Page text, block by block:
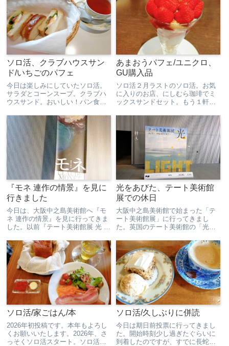
ソロ活、クラブハウスサン
ド/いちごのパフェ
今日は楽しみにしていたソロ活。
サラダとコーンスープ。クラブハ
ウスサンド。おいしい！パン食べ
うちは米あまり状態、、、という
のも、自治体からお米券が配布さ
れ、お釣りが出ないから５キロ買
ったんですが、しばらくして9月...
あまおうパフェ/ユニクロ、
GU購入品
ソロ活２月ラストのソロ活。お気
に入りのお店、にしむら珈琲でミ
ックスサンドセット。もう１軒行
と思って、ハーフを注文しまし
た。家でサンドイッチを作ること
がほとんどなくなったので、久し
ぶりに食べた王道ミックスサン
『モネ 連作の情景』を見に
行きました
今日は、大阪中之島美術館へ『モ
ネ 連作の情景』を見に行ってきま
した。以前『テート美術館展 光 -
いうのを見に行った時に、モネの
作品が少し展示されていて、興味
を持ったので、今回とても楽しみ
にしていました。印象派...
光をあびた、テート美術館
展での休日
大阪中之島美術館で始まった「テ
ート美術館展」に行ってきまし
た。英国のテート美術館の「光」
した美術展。全体に光を描いた作
品や、影によって光を効果的に見
せた作品など、光と言っても色々
な描き方があるんだなって。光を
ど...
ソロ活/家ごはん/本
2026年初投稿です。本年もよろし
くお願いいたします。2026年、さ
っそくソロ活スタート。ソロ活ご
ソロ活/久しぶりに併読
今日は期日前投票に行ってきまし
た。開始時刻少し過ぎたぐらいに
到着したのですが、すでに長蛇の